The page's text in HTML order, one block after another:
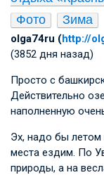
Фото
Зима
olga74ru (http://
(3852 дня назад)
Просто с
Действительно
наполненную
Эх, надо бы летом
места ездим. По
природы, а на